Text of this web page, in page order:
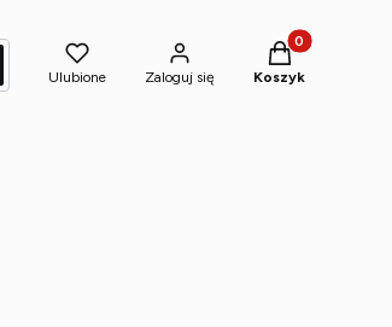
Ulubione Zaloguj się
Produkty w
Koszyk